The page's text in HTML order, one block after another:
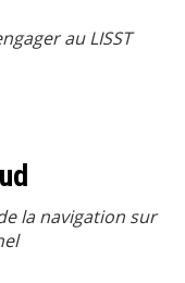
au LISST
la navigation sur